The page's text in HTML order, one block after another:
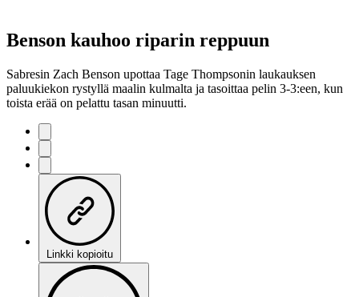
Benson kauhoo riparin reppuun
Sabresin Zach Benson upottaa Tage Thompsonin laukauksen
paluukiekon rystyllä maalin kulmalta ja tasoittaa pelin 3-3:een, kun
toista erää on pelattu tasan minuutti.
Linkki kopioitu